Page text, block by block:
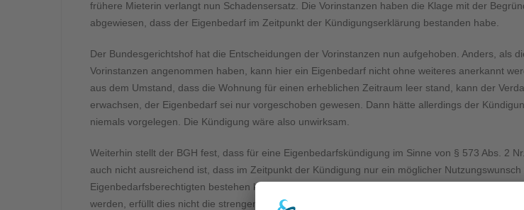
frühere Mieterin verlangt nun Schadensersatz. Die Vorinstanzen haben die Klage mit der
abgewiesen, dass der Eigenbedarf im Zeitpunkt der Kündigungserklärung bestanden habe.
Der Bundesgerichtshof hat die Entscheidungen der Vorinstanzen nun aufgehoben. Anders, als
Vorinstanzen angenommen haben, kann hier ein Eigenbedarf nicht ohne weiteres anerkannt
aus dem Umstand, dass die Wohnung für einen erheblichen Zeitraum leer stand, kann der
erwachsen, der Eigenbedarf sei nur vorgeschoben gewesen. Dann hätte allerdings der
niemals vorgelegen. Die Kündigung wäre also unwirksam.
Weiterhin stellt der BGH fest, dass für eine Eigenbedarfskündigung im Sinne von § 573 Abs. 2
auch nicht ausreichend ist, dass im Zeitpunkt der Kündigung nur ein möglicher Nutzungswunsch
Eigenbedarfsberechtigten bestehen könnte. Soll eine Nutzung nach erfolgter Kündigung erst
werden, erfüllt dies nicht die strengen Voraussetzungen der Eigenbedarfskündigung. Vielmehr